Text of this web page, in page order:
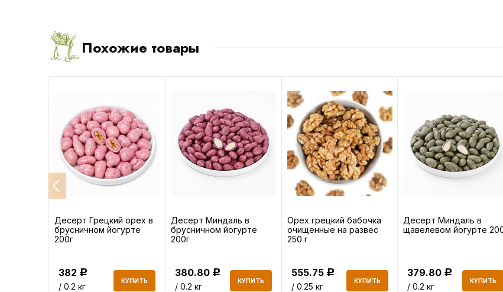
Похожие товары
Десерт Грецкий орех в
брусничном йогурте
200г
382 Р
/ 0.2 кг
КУПИТЬ
Десерт Миндаль в
брусничном йогурте
200г
380.80 Р
/ 0.2 кг
КУПИТЬ
Орех грецкий бабочка
очищенные на развес
250 г
555.75 Р
/ 0.25 кг
КУПИТЬ
Десерт Миндаль в
щавелевом йогурте
379.80 Р
/ 0.2 кг
КУПИТЬ